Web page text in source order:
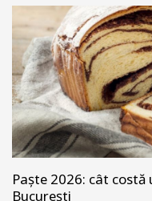
Paște 2026: cât
București